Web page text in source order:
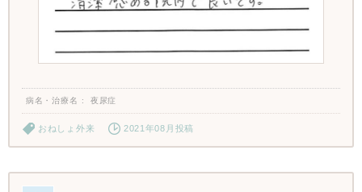
病名・治療名 夜尿症
おねしょ外来 2021年08月投稿